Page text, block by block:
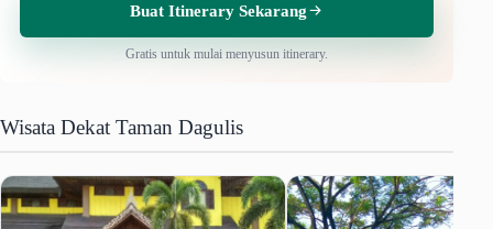
Buat Itinerary Sekarang
Gratis untuk mulai menyusun itinerary.
Wisata Dekat Taman Dagulis